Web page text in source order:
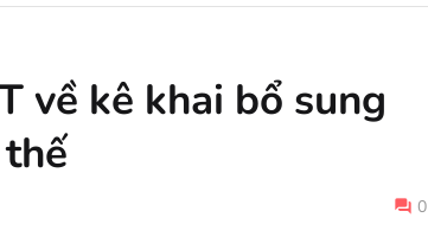
về kê khai bổ sung
0